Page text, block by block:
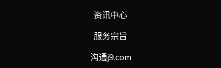
资讯中心
服务宗旨
沟通j9.com